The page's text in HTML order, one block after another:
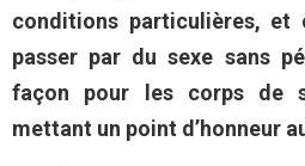
conditions particulières, et
passer par du sexe sans
façon pour les corps de
mettant un point d’honneur